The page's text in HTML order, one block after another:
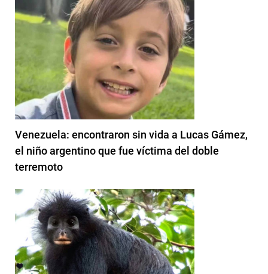
Venezuela: encontraron sin vida a Lucas Gámez,
el niño argentino que fue víctima del doble
terremoto